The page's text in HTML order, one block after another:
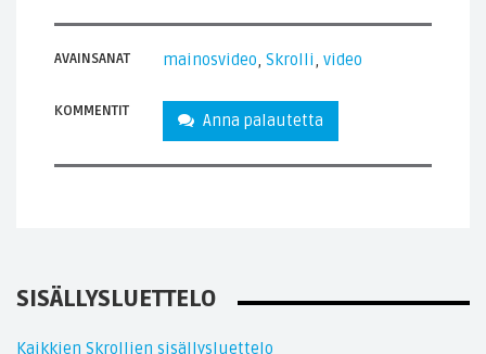
AVAINSANAT mainosvideo, Skrolli, video
KOMMENTIT Anna palautetta
SISÄLLYSLUETTELO
Kaikkien Skrollien sisällysluettelo